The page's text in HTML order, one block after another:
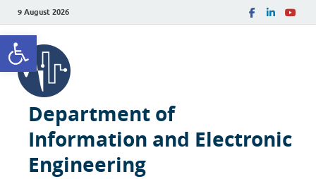
Open toolbar
9 August 2026
Department of
Information and Electronic
Engineering